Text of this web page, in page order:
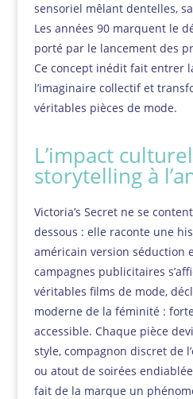
sensoriel mêlant dentelles,
Les années 90 marquent le
porté par le lancement des
Ce concept inédit fait entrer
l’imaginaire collectif et
véritables pièces de mode.
L’impact
storytelling à
Victoria’s Secret ne se
dessous : elle raconte une
américain version séduction
campagnes publicitaires
véritables films de mode,
moderne de la féminité :
accessible. Chaque pièce
style, compagnon discret de
ou atout de soirées
fait de la marque un